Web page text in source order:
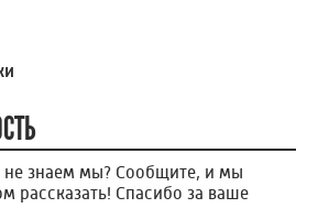
не знаем мы? Сообщите, и мы
рассказать! Спасибо за ваше